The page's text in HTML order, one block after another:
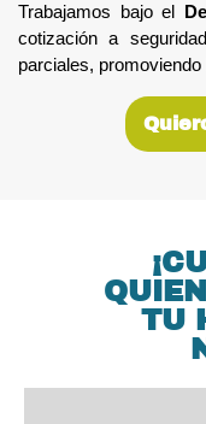
Trabajamos bajo el
cotización a
parciales,
TU